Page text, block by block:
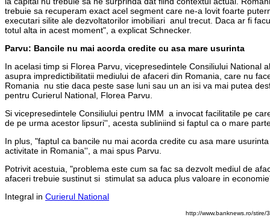
trebuie sa recuperam exact acel segment care ne-a lovit foarte
executari silite ale dezvoltatorilor imobiliari anul trecut. Daca ar fi
totul alta in acest moment", a explicat Schnecker.
Parvu: Bancile nu mai acorda credite cu asa mare usurinta
In acelasi timp si Florea Parvu, vicepresedintele Consiliului National
asupra impredictibilitatii mediului de afaceri din Romania, care nu
Romania nu stie daca peste sase luni sau un an isi va mai putea
pentru Curierul National, Florea Parvu.
Si vicepresedintele Consiliului pentru IMM a invocat facilitatile pe
de pe urma acestor lipsuri'', acesta subliniind si faptul ca o mare
In plus, "faptul ca bancile nu mai acorda credite cu asa mare
activitate in Romania'', a mai spus Parvu.
Potrivit acestuia, "problema este cum sa fac sa dezvolt mediul de
afaceri trebuie sustinut si stimulat sa aduca plus valoare in
Integral in Curierul National
http://www.banknews.ro/stire/